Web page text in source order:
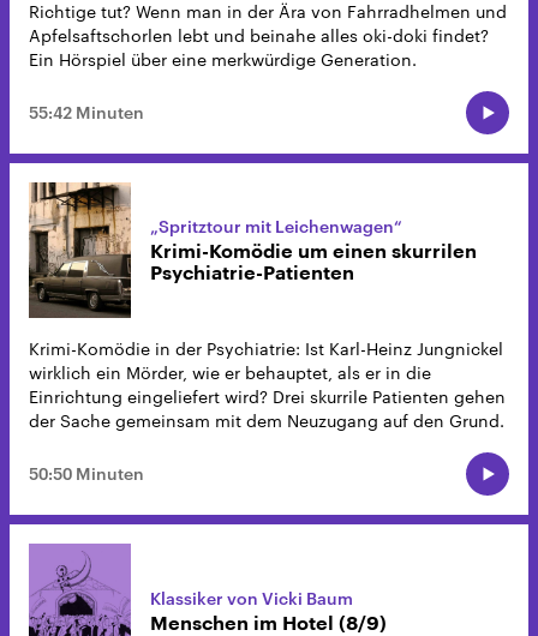
Richtige tut? Wenn man in der Ära von Fahrradhelmen und
Apfelsaftschorlen lebt und beinahe alles oki-doki findet?
Ein Hörspiel über eine merkwürdige Generation.
55:42 Minuten
„Spritztour mit Leichenwagen“
Krimi-Komödie um einen skurrilen
Psychiatrie-Patienten
Krimi-Komödie in der Psychiatrie: Ist Karl-Heinz Jungnickel
wirklich ein Mörder, wie er behauptet, als er in die
Einrichtung eingeliefert wird? Drei skurrile Patienten gehen
der Sache gemeinsam mit dem Neuzugang auf den Grund.
50:50 Minuten
Klassiker von Vicki Baum
Menschen im Hotel (8/9)